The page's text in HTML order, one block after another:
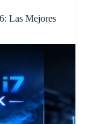
Las Mejores